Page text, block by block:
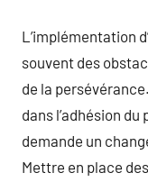
L’implémentation
souvent des
de la
dans l’adhésion
demande un
Mettre en place